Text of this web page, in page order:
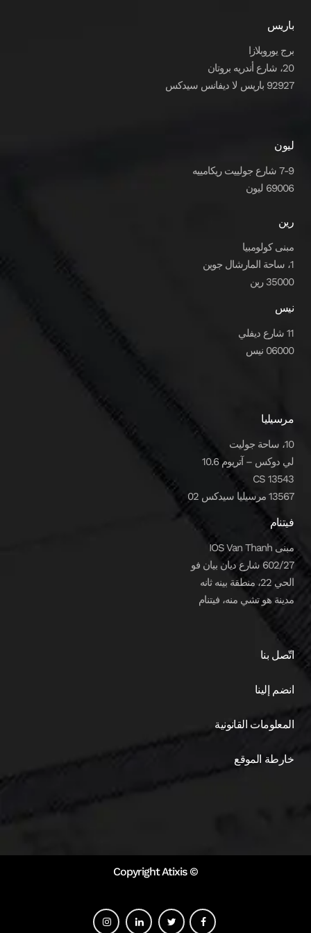
باريس
برج يوروبلازا
20، شارع أندريه بروتان
92927 باريس لا ديفانس سيدكس
ليون
7-9 شارع جولييت ريكامييه
69006 ليون
رين
مبنى كولومبيا
1، ساحة المارشال جوين
35000 رين
نيس
11 شارع ديفلي
06000 نيس
مرسيليا
10، ساحة جوليت
لي دوكس – آتريوم 10.6
CS 13543
13567 مرسيليا سيدكس 02
فيتنام
مبنى IOS Van Thanh
602/27 شارع ديان بيان فو
الحي 22، منطقة بينه ثانه
مدينة هو تشي منه، فيتنام
اتّصل بنا
انضم إلينا
المعلومات القانونية
خارطة الموقع
© Copyright Atixis